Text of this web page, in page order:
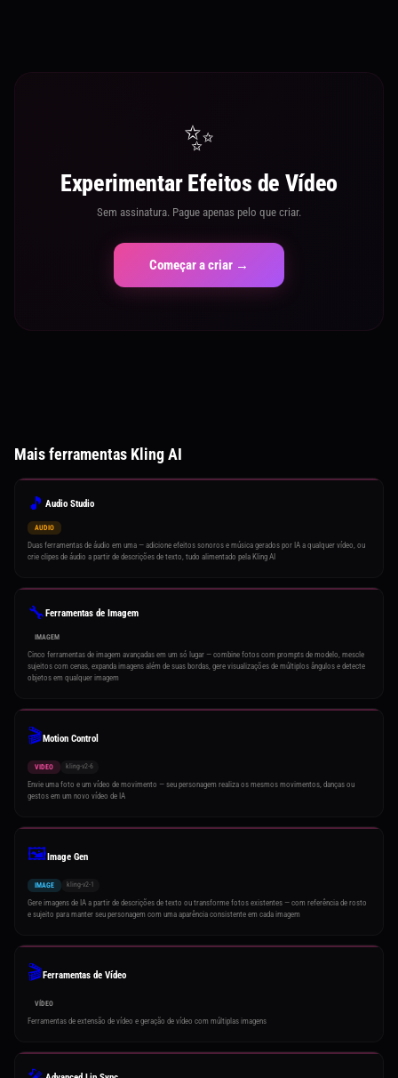
✨
Experimentar Efeitos de Vídeo
Sem assinatura. Pague apenas pelo que criar.
Começar a criar →
Mais ferramentas Kling AI
🎵 Audio Studio
AUDIO
Duas ferramentas de áudio em uma — adicione efeitos sonoros e música gerados por IA a qualquer vídeo, ou
crie clipes de áudio a partir de descrições de texto, tudo alimentado pela Kling AI
🔧Ferramentas de Imagem
IMAGEM
Cinco ferramentas de imagem avançadas em um só lugar — combine fotos com prompts de modelo, mescle
sujeitos com cenas, expanda imagens além de suas bordas, gere visualizações de múltiplos ângulos e detecte
objetos em qualquer imagem
🎬Motion Control
VIDEO kling-v2-6
Envie uma foto e um vídeo de movimento — seu personagem realiza os mesmos movimentos, danças ou
gestos em um novo vídeo de IA
🖼️Image Gen
IMAGE kling-v2-1
Gere imagens de IA a partir de descrições de texto ou transforme fotos existentes — com referência de rosto
e sujeito para manter seu personagem com uma aparência consistente em cada imagem
🎬Ferramentas de Vídeo
VÍDEO
Ferramentas de extensão de vídeo e geração de vídeo com múltiplas imagens